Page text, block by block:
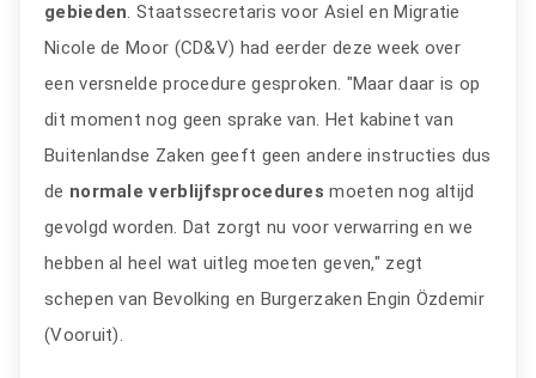
gebieden. Staatssecretaris voor Asiel en Migratie
Nicole de Moor (CD&V) had eerder deze week over
een versnelde procedure gesproken. "Maar daar is op
dit moment nog geen sprake van. Het kabinet van
Buitenlandse Zaken geeft geen andere instructies dus
de normale verblijfsproceduresmoeten nog altijd
gevolgd worden. Dat zorgt nu voor verwarring en we
hebben al heel wat uitleg moeten geven," zegt
schepen van Bevolking en Burgerzaken Engin Özdemir
(Vooruit).